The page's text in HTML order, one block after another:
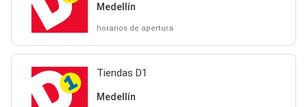
Medellín
horarios de apertura
Tiendas D1
Medellín